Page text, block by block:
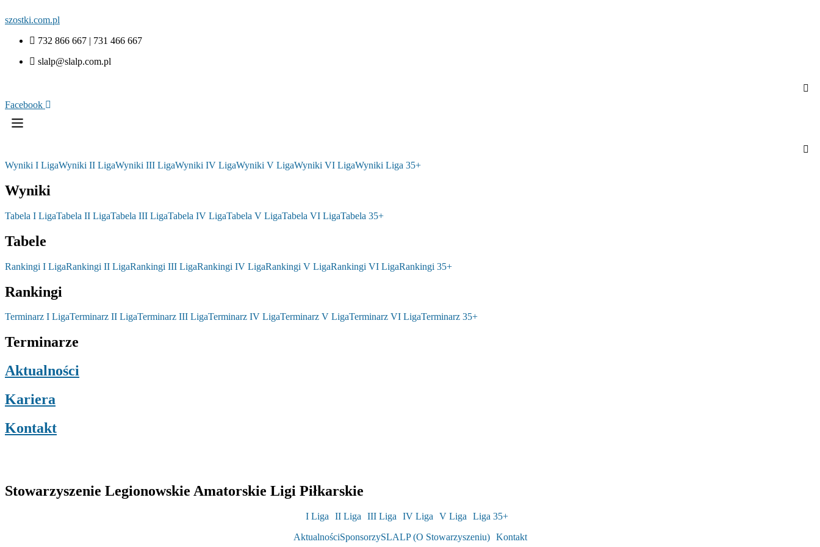
szostki.com.pl
732 866 667 | 731 466 667
slalp@slalp.com.pl
Facebook
Wyniki I LigaWyniki II LigaWyniki III LigaWyniki IV LigaWyniki V LigaWyniki VI LigaWyniki Liga 35+
Wyniki
Tabela I LigaTabela II LigaTabela III LigaTabela IV LigaTabela V LigaTabela VI LigaTabela 35+
Tabele
Rankingi I LigaRankingi II LigaRankingi III LigaRankingi IV LigaRankingi V LigaRankingi VI LigaRankingi 35+
Rankingi
Terminarz I LigaTerminarz II LigaTerminarz III LigaTerminarz IV LigaTerminarz V LigaTerminarz VI LigaTerminarz 35+
Terminarze
Aktualności
Kariera
Kontakt
Stowarzyszenie Legionowskie Amatorskie Ligi Piłkarskie
I Liga II Liga III Liga IV Liga V Liga
Liga 35+
AktualnościSponsorzySLALP (O Stowarzyszeniu) Kontakt